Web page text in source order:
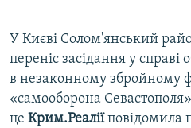
Усі сайти RFE/RL
У Києві Солом'янський
переніс засідання у справі
в незаконному збройному
«самооборона Севастополя»
це Крим.Реаліїповідомила